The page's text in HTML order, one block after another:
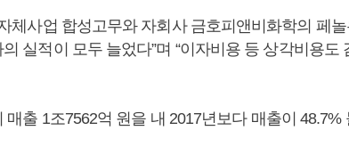
체사업 합성고무와 자회사 금호피앤비화학의 페
실적이 모두 늘었다”며 “이자비용 등 상각비용도
출 1조7562억 원을 내 2017년보다 매출이 48.7%